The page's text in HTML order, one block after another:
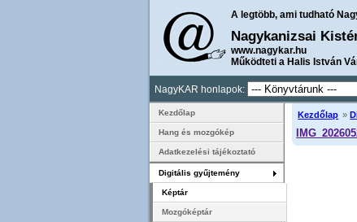
A legtöbb, ami tudható
Nagykanizsai
www.nagykar.hu
Működteti a Halis István
NagyKAR honlapok:
Kezdőlap »
Kezdőlap
Hang és mozgókép
Adatkezelési tájékoztató
Digitális gyűjtemény
Képtár
Mozgóképtár